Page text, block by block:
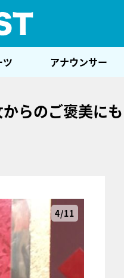
ツ アナウンサー
らのご褒美にも
4/11